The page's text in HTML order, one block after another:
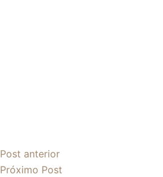
Post anterior
Próximo Post